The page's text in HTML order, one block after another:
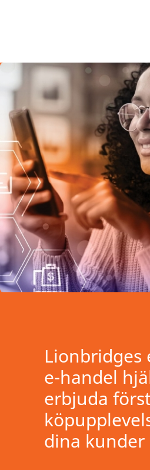
Lionbridges
e-handel
erbjuda
dina kunder